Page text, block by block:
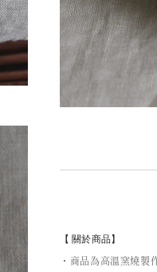
【 關於商品】
・商品為高溫窯燒